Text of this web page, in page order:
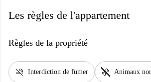
Les règles de l'appartement
Règles de la propriété
smoke_free Interdiction de fumer pet_supplies Animaux